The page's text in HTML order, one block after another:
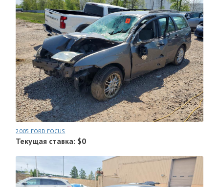
2005 FORD FOCUS
Текущая ставка: $0